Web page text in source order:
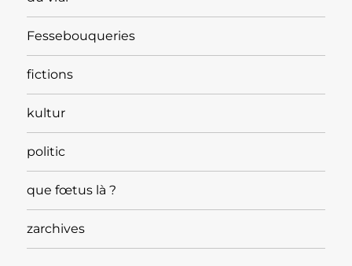
Fessebouqueries
fictions
kultur
politic
que fœtus là ?
zarchives